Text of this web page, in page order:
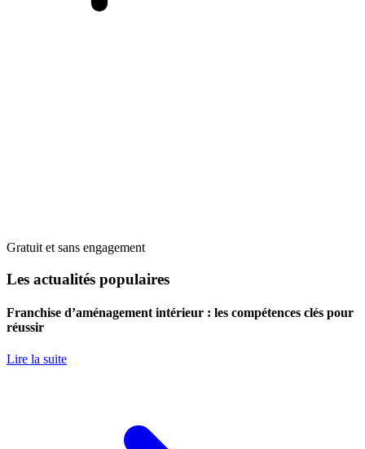
Gratuit et sans engagement
Les actualités populaires
Franchise d’aménagement intérieur : les compétences clés pour
réussir
Lire la suite